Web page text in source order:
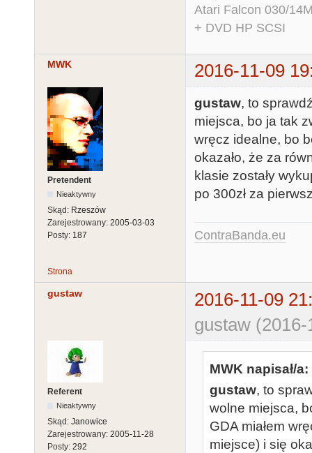
Atari Falcon 030/
+ DVD HP SCSI
MWK 2016-11-09
Pretendent
Nieaktywny
Skąd: Rzeszów
Zarejestrowany: 2005-03-03
Posty: 187
gustaw, to
miejsca, bo ja tak
wręcz idealne, bo
okazało, że za
klasie zostały
po 300zł za
ContraBanda.eu
Strona
gustaw
2016-11-09
gustaw
Referent
Nieaktywny
Skąd: Janowice
Zarejestrowany: 2005-11-28
Posty: 292
MWK napisał/a:
gustaw, to
wolne miejsca,
GDA miałem
miejsce) i się